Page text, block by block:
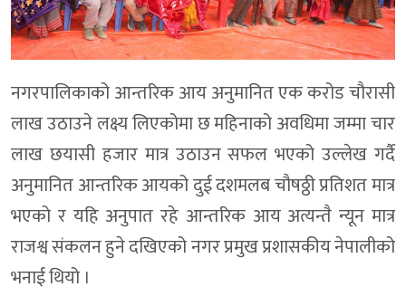
नगरपालिकाको आन्तरिक आय अनुमानित एक करोड चौरासी
लाख उठाउने लक्ष्य लिएकोमा छ महिनाको अवधिमा जम्मा चार
लाख छयासी हजार मात्र उठाउन सफल भएको उल्लेख गर्दै
अनुमानित आन्तरिक आयको दुई दशमलब चौषठ्ठी प्रतिशत मात्र
भएको र यहि अनुपात रहे आन्तरिक आय अत्यन्तै न्यून मात्र
राजश्व संकलन हुने दखिएको नगर प्रमुख प्रशासकीय नेपालीको
भनाई थियो ।